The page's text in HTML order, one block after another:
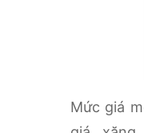
Mức giá